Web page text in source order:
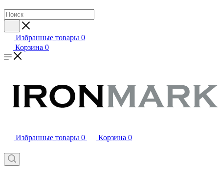
Избранные товары 0
Корзина 0
Избранные товары 0 Корзина 0